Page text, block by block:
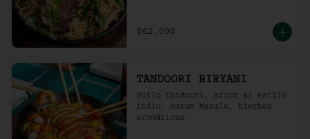
$62.000
TANDOORI BIRYANI
Pollo Tandoori, arroz al estilo
indio, Garam Masala, hierbas
aromáticas.